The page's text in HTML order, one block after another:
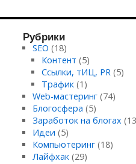
Рубрики
SEO (18)
Контент (5)
Ссылки, тИЦ, PR (5)
Трафик (1)
Web-мастеринг(74)
Блогосфера (5)
Заработок на блогах
Идеи (5)
Компьютеринг(18)
Лайфхак(29)